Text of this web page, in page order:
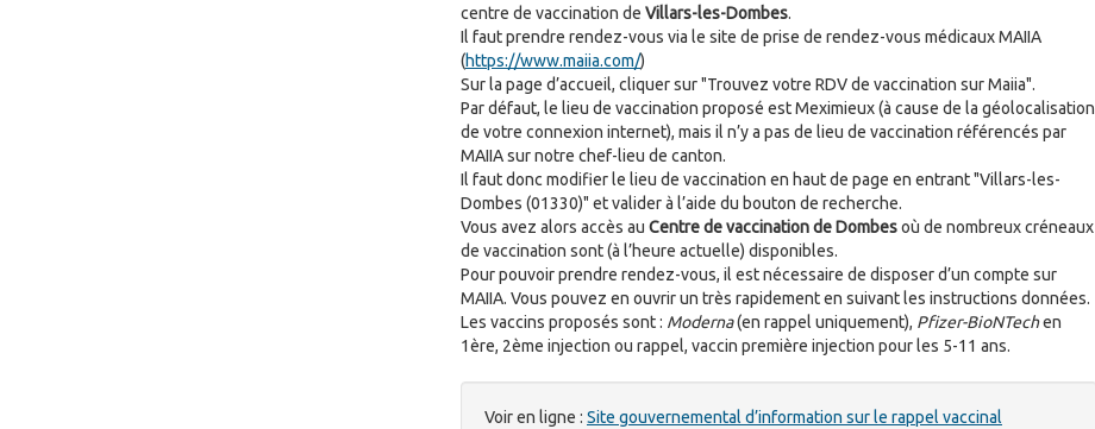
centre de vaccination de Villars-les-Dombes.
Il faut prendre rendez-vous via le site de prise de rendez-vous médicaux MAIIA
(https://www.maiia.com/)
Sur la page d’accueil, cliquer sur "Trouvez votre RDV de vaccination sur Maiia".
Par défaut, le lieu de vaccination proposé est Meximieux (à cause de la géolocalisation
de votre connexion internet), mais il n’y a pas de lieu de vaccination référencés par
MAIIA sur notre chef-lieu de canton.
Il faut donc modifier le lieu de vaccination en haut de page en entrant "Villars-les-
Dombes (01330)" et valider à l’aide du bouton de recherche.
Vous avez alors accès au Centre de vaccination de Dombesoù de nombreux créneaux
de vaccination sont (à l’heure actuelle) disponibles.
Pour pouvoir prendre rendez-vous, il est nécessaire de disposer d’un compte sur
MAIIA. Vous pouvez en ouvrir un très rapidement en suivant les instructions données.
Les vaccins proposés sont : Moderna(en rappel uniquement), Pfizer-BioNTechen
1ère, 2ème injection ou rappel, vaccin première injection pour les 5-11 ans.
Voir en ligne : Site gouvernemental d’information sur le rappel vaccinal